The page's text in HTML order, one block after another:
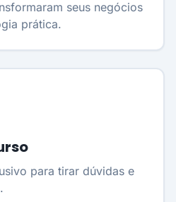
seus negócios
prática.
para tirar dúvidas e